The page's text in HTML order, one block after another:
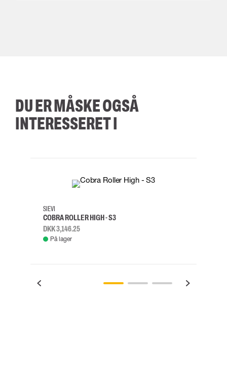
DU ER MÅSKE OGSÅ
INTERESSERET I
38
SIEVI
COBRA ROLLER HIGH - S3
DKK 3,146.25
På lager